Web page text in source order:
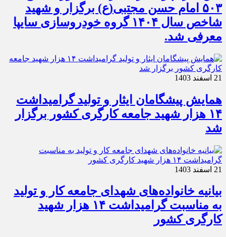
۵۰۳ امام حسن مجتبی(ع) برگزار و شهید
شاخص سال ۱۴۰۴ گروه خودروسازی سایپا
معرفی شد.
21 اسفند 1403
همایش پیشگامان ایثار و تولید گرامیداشت
۱۴ هزار شهید جامعه کارگری کشور برگزار
شد
21 اسفند 1403
بیانیه خانواده‌های شهدای جامعه کار و تولید
به مناسبت گرامیداشت ۱۴ هزار شهید
کارگری کشور